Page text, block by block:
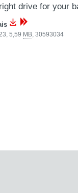
drive for your
5,59 MB, 30593034